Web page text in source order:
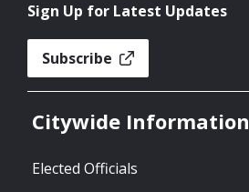
Sign Up for Latest Updates
Subscribe
Citywide Information
Elected Officials